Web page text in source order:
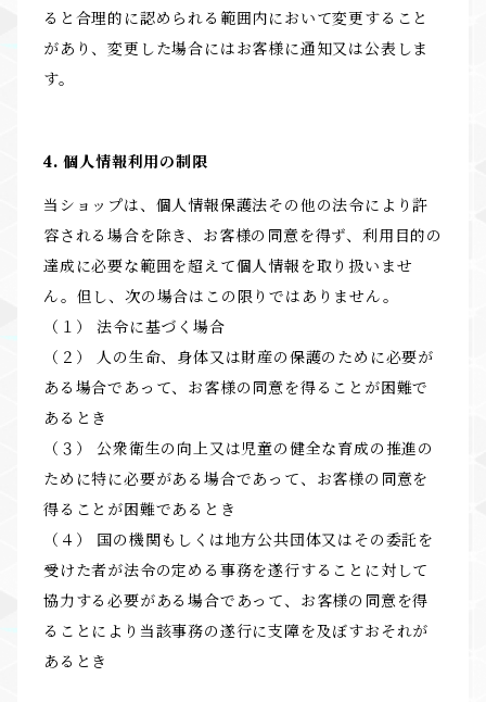
ると合理的に認められる範囲内において変更すること
があり、変更した場合にはお客様に通知又は公表しま
す。
4. 個人情報利用の制限
当ショップは、個人情報保護法その他の法令により許
容される場合を除き、お客様の同意を得ず、利用目的の
達成に必要な範囲を超えて個人情報を取り扱いませ
ん。但し、次の場合はこの限りではありません。
（１） 法令に基づく場合
（２） 人の生命、身体又は財産の保護のために必要が
ある場合であって、お客様の同意を得ることが困難で
あるとき
（３） 公衆衛生の向上又は児童の健全な育成の推進の
ために特に必要がある場合であって、お客様の同意を
得ることが困難であるとき
（４） 国の機関もしくは地方公共団体又はその委託を
受けた者が法令の定める事務を遂行することに対して
協力する必要がある場合であって、お客様の同意を得
ることにより当該事務の遂行に支障を及ぼすおそれが
あるとき